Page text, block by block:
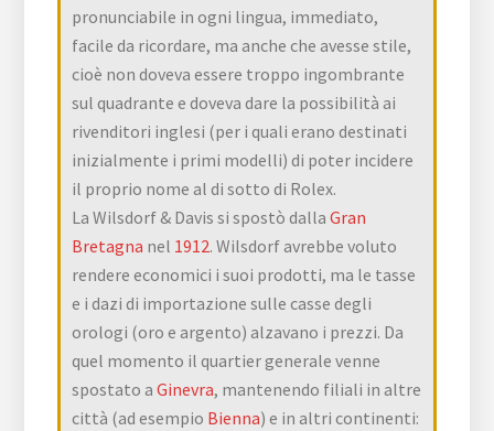
pronunciabile in ogni lingua, immediato,
facile da ricordare, ma anche che avesse stile,
cioè non doveva essere troppo ingombrante
sul quadrante e doveva dare la possibilità ai
rivenditori inglesi (per i quali erano destinati
inizialmente i primi modelli) di poter incidere
il proprio nome al di sotto di Rolex.
La Wilsdorf & Davis si spostò dallaGran
Bretagna nel 1912. Wilsdorf avrebbe voluto
rendere economici i suoi prodotti, ma le tasse
e i dazi di importazione sulle casse degli
orologi (oro e argento) alzavano i prezzi. Da
quel momento il quartier generale venne
spostato aGinevra, mantenendo filiali in altre
città (ad esempio Bienna) e in altri continenti: